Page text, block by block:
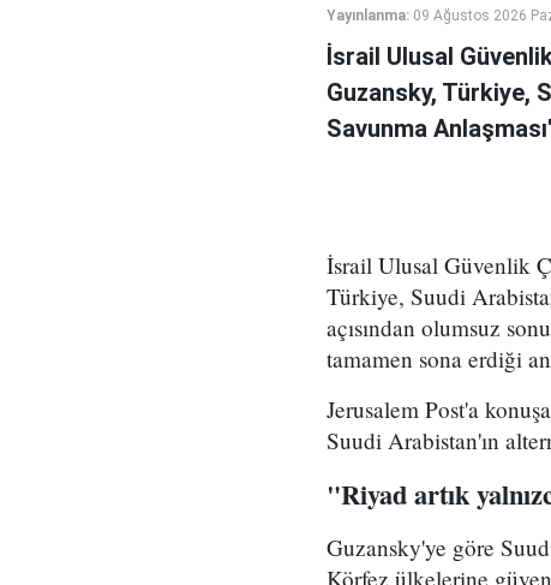
Yayınlanma: 09 Ağustos 2026
İsrail Ulusal
Guzansky, Türkiye,
Savunma
İsrail Ulusal Güvenlik
Türkiye, Suudi
açısından olumsuz
tamamen sona erdiği
Jerusalem Post'a
Suudi Arabistan'ın
"Riyad artık
Guzansky'ye göre
Körfez ülkelerine